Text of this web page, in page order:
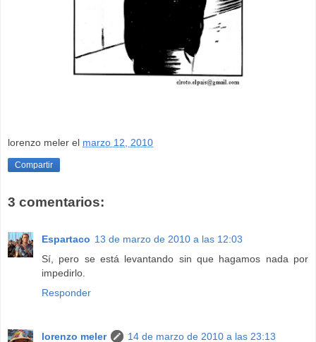
lorenzo meler el marzo 12, 2010
Compartir
3 comentarios:
Espartaco 13 de marzo de 2010 a las 12:03
Sí, pero se está levantando sin que hagamos nada por
impedirlo.
Responder
lorenzo meler
14 de marzo de 2010 a las 23:13